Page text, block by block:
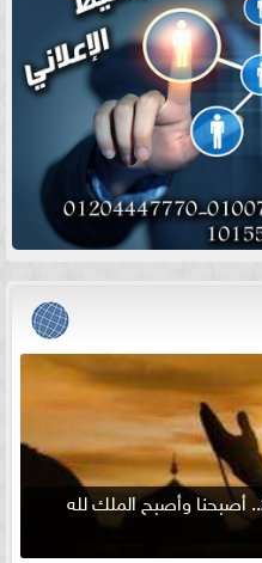
أذكار الصباح الخميس 6-8- 2026.. أصبحنا وأصبح الملك لله